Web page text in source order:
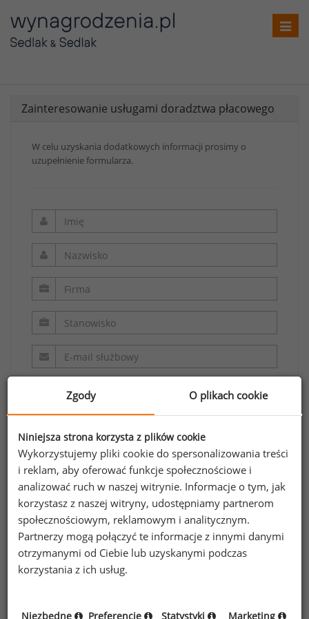
Zainteresowanie usługami doradztwa płacowego
W celu uzyskania dodatkowych informacji prosimy o
uzupełnienie formularza.
Oświadczam, że zapoznałem/zapoznałam się z
regulaminem.
Wyrażam zgodę na przetwarzanie moich
danych osobowych zawartych w formularzu
przez Sedlak&Sedlak sp. z o.o. sp. k. w celu
odpowiedzi na przesłane zapytanie.
informacji na temat przetwarzania
Zgody O plikach cookie
Niniejsza strona korzysta z plików cookie
Wykorzystujemy pliki cookie do spersonalizowania treści
i reklam, aby oferować funkcje społecznościowe i
analizować ruch w naszej witrynie. Informacje o tym, jak
korzystasz z naszej witryny, udostępniamy partnerom
społecznościowym, reklamowym i analitycznym.
Partnerzy mogą połączyć te informacje z innymi danymi
otrzymanymi od Ciebie lub uzyskanymi podczas
korzystania z ich usług.
Niezbędne Preferencje Statystyki Marketing